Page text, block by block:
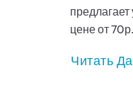
цене от
Читать